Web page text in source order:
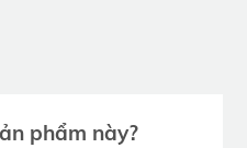
phẩm này?